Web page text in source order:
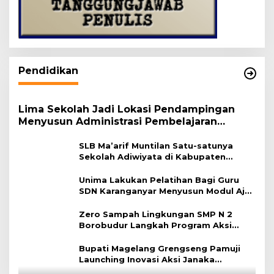
Pendidikan
Lima Sekolah Jadi Lokasi Pendampingan
Menyusun Administrasi Pembelajaran
SLB Ma’arif Muntilan Satu-satunya
Sekolah Adiwiyata di Kabupaten
Unima Lakukan Pelatihan Bagi Guru
SDN Karanganyar Menyusun Modul Ajar
Zero Sampah Lingkungan SMP N 2
Borobudur Langkah Program Aksi
Bupati Magelang Grengseng Pamuji
Launching Inovasi Aksi Janaka
Program Sekolah Adiwiyata